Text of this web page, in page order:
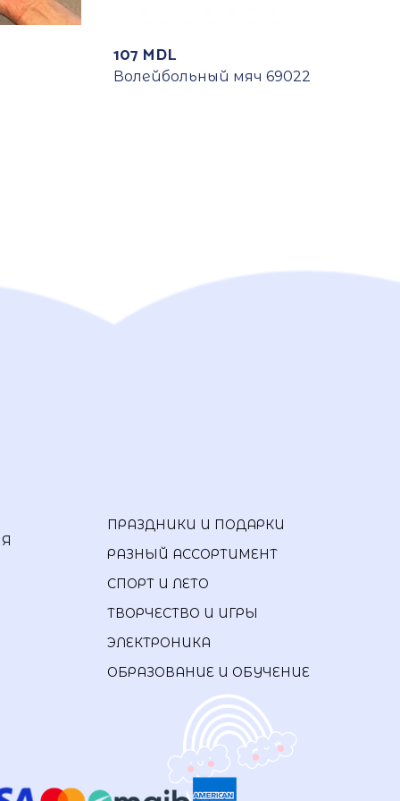
107 MDL
Волейбольный мяч 69022
ПРАЗДНИКИ И ПОДАРКИ
РАЗНЫЙ АССОРТИМЕНТ
СПОРТ И ЛЕТО
ТВОРЧЕСТВО И ИГРЫ
ЭЛЕКТРОНИКА
ОБРАЗОВАНИЕ И ОБУЧЕНИЕ